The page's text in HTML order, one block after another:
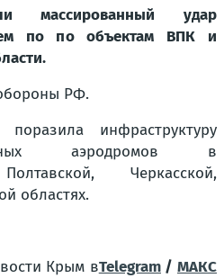
массированный удар
по по объектам ВПК и
РФ.
инфраструктуру
аэродромов в
Черкасской,
областях.
Крым вTelegram/МАКС